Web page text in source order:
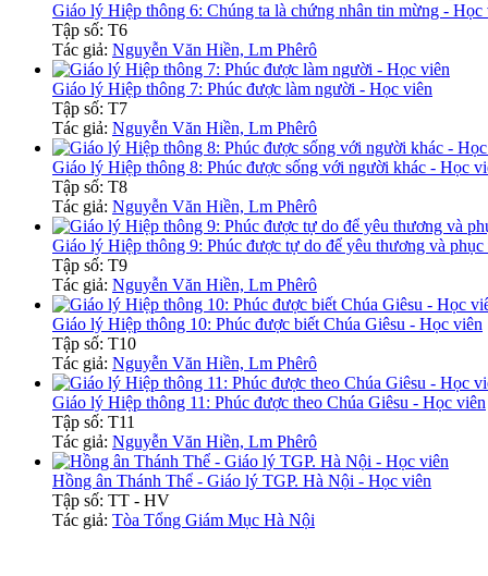
Giáo lý Hiệp thông 6: Chúng ta là chứng nhân tin mừng - Học
Tập số: T6
Tác giả: Nguyễn Văn Hiền, Lm Phêrô
Giáo lý Hiệp thông 7: Phúc được làm người - Học viên
Tập số: T7
Tác giả: Nguyễn Văn Hiền, Lm Phêrô
Giáo lý Hiệp thông 8: Phúc được sống với người khác - Học
Tập số: T8
Tác giả: Nguyễn Văn Hiền, Lm Phêrô
Giáo lý Hiệp thông 9: Phúc được tự do để yêu thương và
Tập số: T9
Tác giả: Nguyễn Văn Hiền, Lm Phêrô
Giáo lý Hiệp thông 10: Phúc được biết Chúa Giêsu - Học viên
Tập số: T10
Tác giả: Nguyễn Văn Hiền, Lm Phêrô
Giáo lý Hiệp thông 11: Phúc được theo Chúa Giêsu - Học viên
Tập số: T11
Tác giả: Nguyễn Văn Hiền, Lm Phêrô
Hồng ân Thánh Thể - Giáo lý TGP. Hà Nội - Học viên
Tập số: TT - HV
Tác giả: Tòa Tổng Giám Mục Hà Nội